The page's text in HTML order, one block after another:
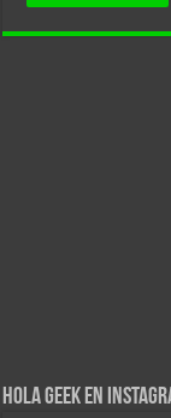
Hola Geek en